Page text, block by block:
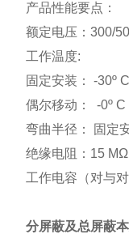
产品性能要点：
额定电压： 300/
工作温度:
固定安装：
-30º
偶尔移动：
-0º C
弯曲半径：
固定
绝缘电阻： 15
工作电容（对与
分屏蔽及总屏蔽